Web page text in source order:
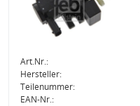
Art.Nr.:
Hersteller:
Teilenummer:
EAN-Nr.: